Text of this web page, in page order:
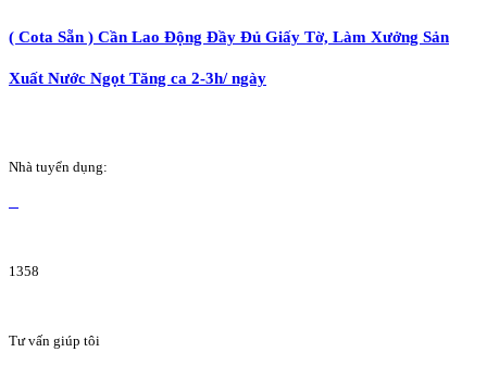
( Cota Sẵn ) Cần Lao Động Đầy Đủ Giấy Tờ, Làm Xưởng Sản
Xuất Nước Ngọt Tăng ca 2-3h/ ngày
Nhà tuyển dụng:
1358
Tư vấn giúp tôi